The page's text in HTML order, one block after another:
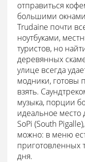
отправиться
большими
Trudaine почти
ноутбуками,
туристов, но
деревянных
улице всегда
модники, готовы
взять.
музыка, порции
идеальное место
SoPi (South
можно: в меню
приготовленных
дня.